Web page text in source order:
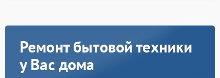
Ремонт бытовой техники
у Вас дома